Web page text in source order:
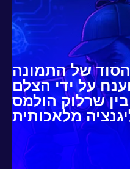
הסוד של התמונה
על ידי הצלם
שרלוק הולמס
מלאכותית